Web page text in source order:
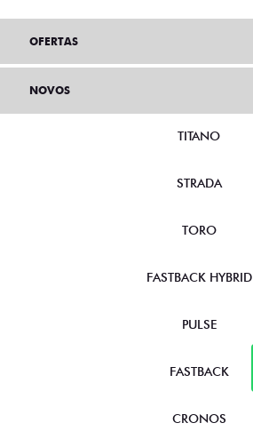
OFERTAS
NOVOS
TITANO
STRADA
TORO
FASTBACK HYBRID
PULSE
FASTBACK
CRONOS